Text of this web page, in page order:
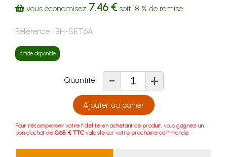
vous économisez 7.46 €soit 18 % de remise
Référence : BH-SET6A
Article disponible
Quantité - +
Ajouter au panier
Pour récompenser votre fidélité en achetant ce produit, vous gagnez un
bon d'achat de 0.65 € TTC valable sur votre prochaine commande.